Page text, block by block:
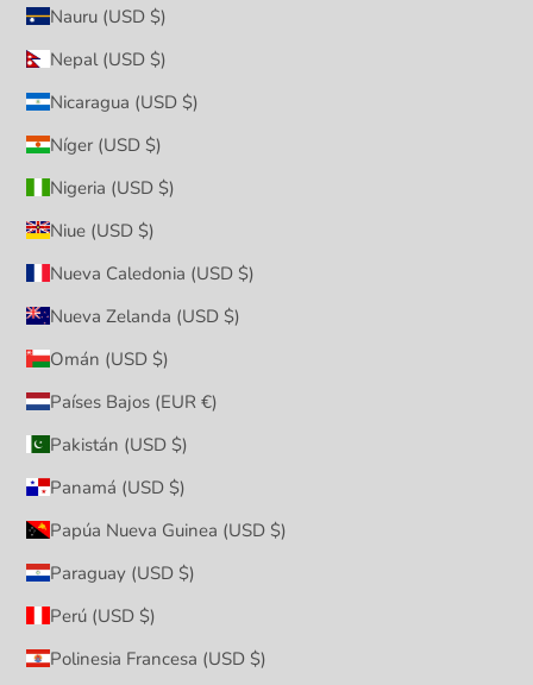
Nauru (USD $)
Nepal (USD $)
Nicaragua (USD $)
Níger (USD $)
Nigeria (USD $)
Niue (USD $)
Nueva Caledonia (USD $)
Nueva Zelanda (USD $)
Omán (USD $)
Países Bajos (EUR €)
Pakistán (USD $)
Panamá (USD $)
Papúa Nueva Guinea (USD $)
Paraguay (USD $)
Perú (USD $)
Polinesia Francesa (USD $)